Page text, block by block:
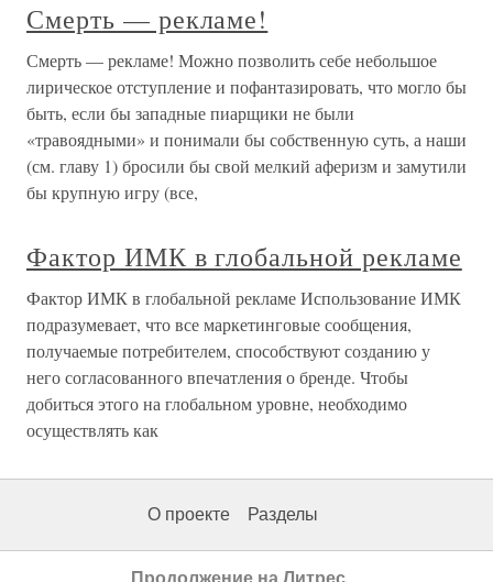
Смерть — рекламе!
Смерть — рекламе! Можно позволить себе небольшое
лирическое отступление и пофантазировать, что могло бы
быть, если бы западные пиарщики не были
«травоядными» и понимали бы собственную суть, а наши
(см. главу 1) бросили бы свой мелкий аферизм и замутили
бы крупную игру (все,
Фактор ИМК в глобальной рекламе
Фактор ИМК в глобальной рекламе Использование ИМК
подразумевает, что все маркетинговые сообщения,
получаемые потребителем, способствуют созданию у
него согласованного впечатления о бренде. Чтобы
добиться этого на глобальном уровне, необходимо
осуществлять как
О проекте Разделы
Продолжение на Литрес